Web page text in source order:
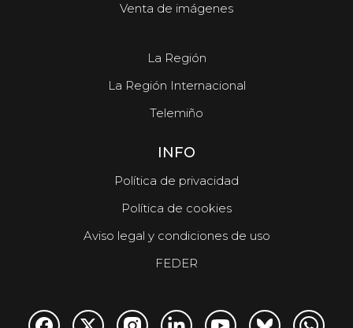
Venta de imágenes
La Región
La Región Internacional
Telemiño
INFO
Política de privacidad
Política de cookies
Aviso legal y condiciones de uso
FEDER